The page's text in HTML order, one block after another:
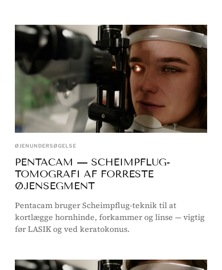
ØJENUNDERSØGELSE
PENTACAM — SCHEIMPFLUG-
TOMOGRAFI AF FORRESTE
ØJENSEGMENT
Pentacam bruger Scheimpflug-teknik til at
kortlægge hornhinde, forkammer og linse — vigtig
før LASIK og ved keratokonus.